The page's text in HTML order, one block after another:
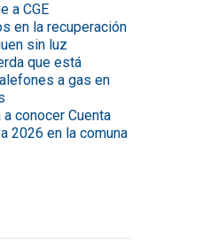
a CGE
en la recuperación
sin luz
que está
a gas en
conocer Cuenta
2026 en la comuna